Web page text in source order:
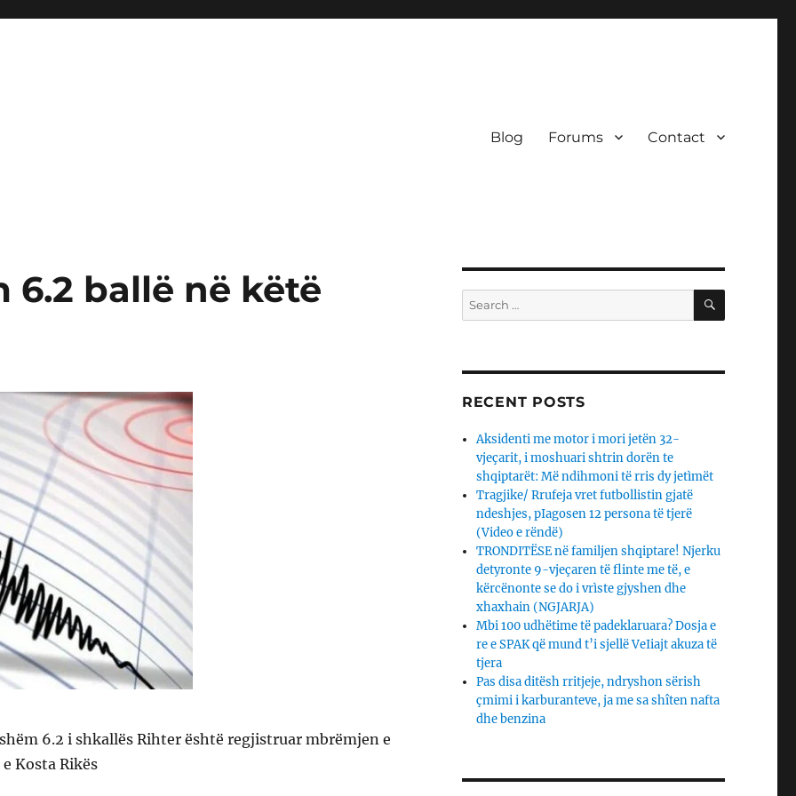
Blog Forums Contact
6.2 ballë në këtë
6.2 i shkallës Rihter është regjistruar mbrëmjen e
Kosta Rikës
Search
for:
SEARCH
RECENT POSTS
Aksidenti me motor i mori jetën 32-
vjeçarit, i moshuari shtrin dorën te
shqiptarët: Më ndihmoni të rris dy jetìmët
Tragjike/ Rrufeja vret futbollistin gjatë
ndeshjes, pIagosen 12 persona të tjerë
(Video e rëndë)
TRONDITËSE në familjen shqiptare! Njerku
detyronte 9-vjeçaren të flinte me të, e
kërcënonte se do i vrìste gjyshen dhe
xhaxhain (NGJARJA)
Mbi 100 udhëtime të padeklaruara? Dosja e
re e SPAK që mund t’i sjellë VeIiajt akuza të
tjera
Pas disa ditësh rritjeje, ndryshon sërish
çmimi i karburanteve, ja me sa shîten nafta
dhe benzina